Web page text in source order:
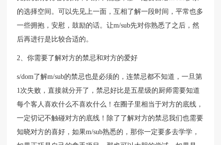
的选择空间。可以先见上一面，互相了解一段时间，平常也多
一些拥抱，安慰，鼓励的话。让m/sub先对你熟悉了之后，然
后再进行是比较合适的。
2、你需要了解对方的禁忌和对方的爱好
s/dom了解m/sub的禁忌也是必须的，连禁忌都不知道，一旦第
1次失败，直接就分开了，禁忌好比是五星级的厨师需要知道
每个客人喜欢什么不喜欢什么！在圈子里相当于对方的底线，
一定切记不触碰对方的底线！除了了解对方的禁忌我们也需要
知晓对方的喜好，如果m/sub熟悉的，那你一定要多去学学，